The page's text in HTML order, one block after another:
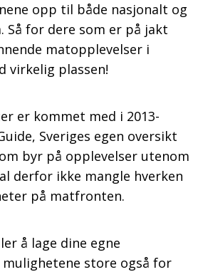
opp til både nasjonalt og
Så for dere som er på jakt
matopplevelser i
virkelig plassen!
er kommet med i 2013-
Sveriges egen oversikt
byr på opplevelser utenom
derfor ikke mangle hverken
på matfronten.
å lage dine egne
store også for